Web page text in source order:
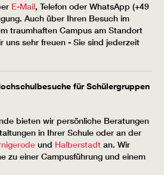
E-Mail, Telefon oder WhatsApp (+49
Auch über Ihren Besuch im
traumhaften Campus am Standort
uns sehr freuen - Sie sind jederzeit
für Schülergruppen
bieten wir persönliche Beratungen
in Ihrer Schule oder an der
und Halberstadt an. Wir
zu einer Campusführung und einem